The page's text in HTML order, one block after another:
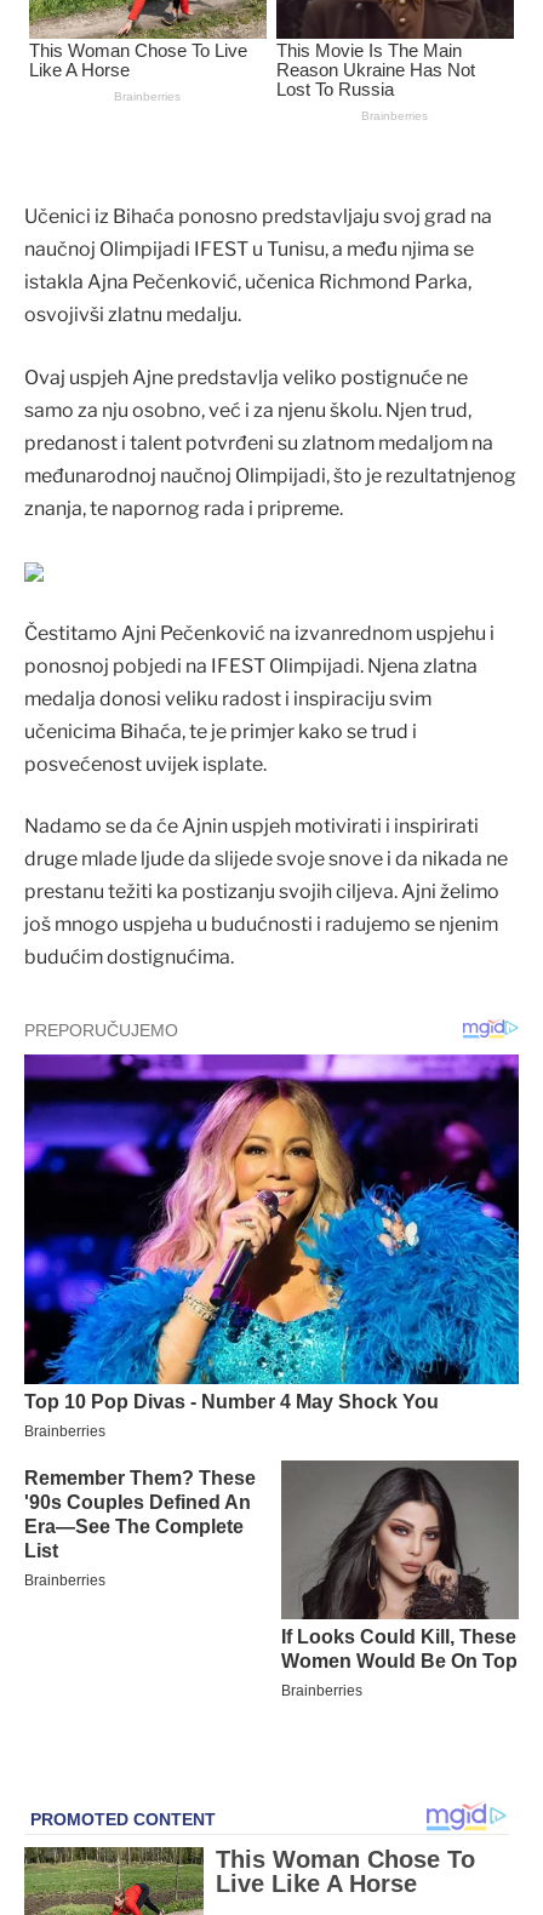
Učenici iz Bihaća ponosno predstavljaju svoj grad na
naučnoj Olimpijadi IFEST u Tunisu, a među njima se
istakla Ajna Pečenković, učenica Richmond Parka,
osvojivši zlatnu medalju.
Ovaj uspjeh Ajne predstavlja veliko postignuće ne
samo za nju osobno, već i za njenu školu. Njen trud,
predanost i talent potvrđeni su zlatnom medaljom na
međunarodnoj naučnoj Olimpijadi, što je rezultatnjenog
znanja, te napornog rada i pripreme.
Čestitamo Ajni Pečenković na izvanrednom uspjehu i
ponosnoj pobjedi na IFEST Olimpijadi. Njena zlatna
medalja donosi veliku radost i inspiraciju svim
učenicima Bihaća, te je primjer kako se trud i
posvećenost uvijek isplate.
Nadamo se da će Ajnin uspjeh motivirati i inspirirati
druge mlade ljude da slijede svoje snove i da nikada ne
prestanu težiti ka postizanju svojih ciljeva. Ajni želimo
još mnogo uspjeha u budućnosti i radujemo se njenim
budućim dostignućima.